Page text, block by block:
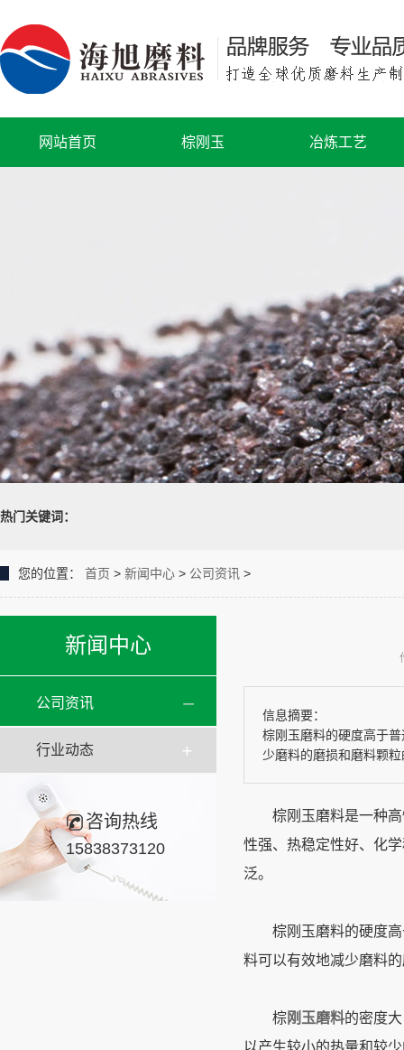
网站首页 棕刚玉 冶炼工艺
热门关键词：
您的位置： 首页 > 新闻中心 > 公司资讯 >
新闻中心
公司资讯
行业动态
咨询热线
15838373120
信息摘要：
棕刚玉磨料的硬度高于
少磨料的磨损和磨料颗
棕刚玉磨料是一种高
性强、热稳定性好、化
泛。
棕刚玉磨料的硬度高
料可以有效地减少磨料
棕刚玉磨料的密度
以产生较小的热量和较